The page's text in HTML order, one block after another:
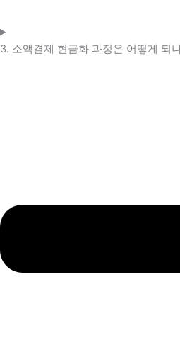
3. 소액결제 현금화 과정은 어떻게 되